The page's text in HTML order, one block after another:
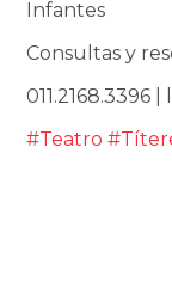
Infantes
Consultas y
011.2168.3396
#Teatro